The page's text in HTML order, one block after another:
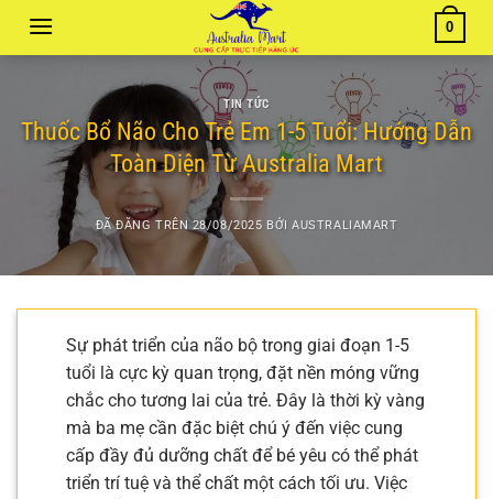
0
TIN TỨC
Thuốc Bổ Não Cho Trẻ Em 1-5 Tuổi: Hướng Dẫn
Toàn Diện Từ Australia Mart
ĐÃ ĐĂNG TRÊN28/08/2025 BỞIAUSTRALIAMART
Sự phát triển của não bộ trong giai đoạn 1-5
tuổi là cực kỳ quan trọng, đặt nền móng vững
chắc cho tương lai của trẻ. Đây là thời kỳ vàng
mà ba mẹ cần đặc biệt chú ý đến việc cung
cấp đầy đủ dưỡng chất để bé yêu có thể phát
triển trí tuệ và thể chất một cách tối ưu. Việc